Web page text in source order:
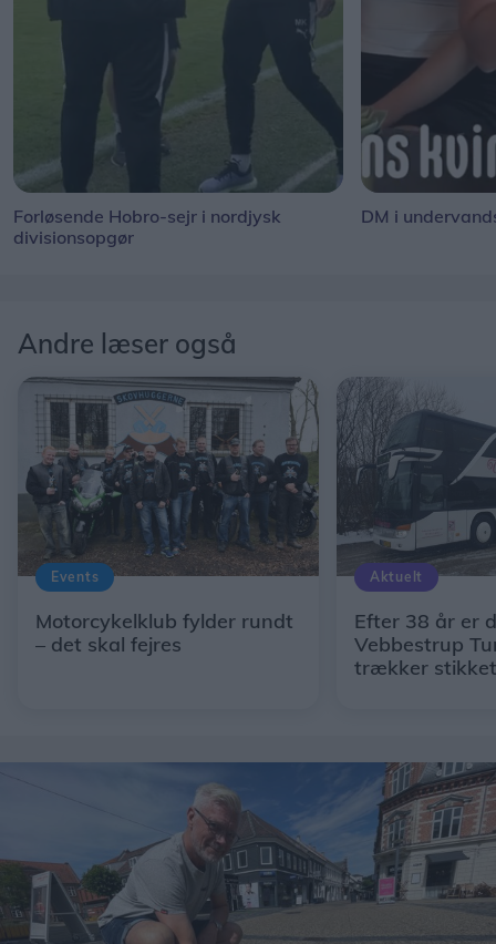
Forløsende Hobro-sejr i nordjysk
divisionsopgør
DM i
Andre læser også
Events
Motorcykelklub fylder rundt
– det skal fejres
Aktuelt
Efter 38 år er
Vebbestrup
trækker stikket